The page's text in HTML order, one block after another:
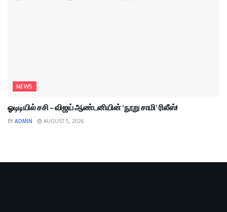
NEWS
ஓடிடியில் சசி – விஜய் ஆண்டனியின் ‘நூறு சாமி’ ரிலீஸ்!
BY ADMIN AUGUST 5, 2026